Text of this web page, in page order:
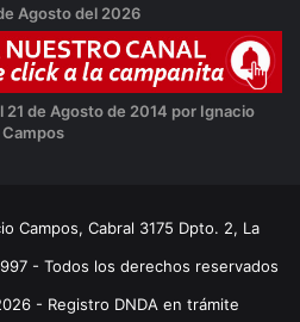
Agosto del 2026
de Agosto de 2014 por Ignacio
Campos
Campos, Cabral 3175 Dpto. 2, La
- Todos los derechos reservados
- Registro DNDA en trámite